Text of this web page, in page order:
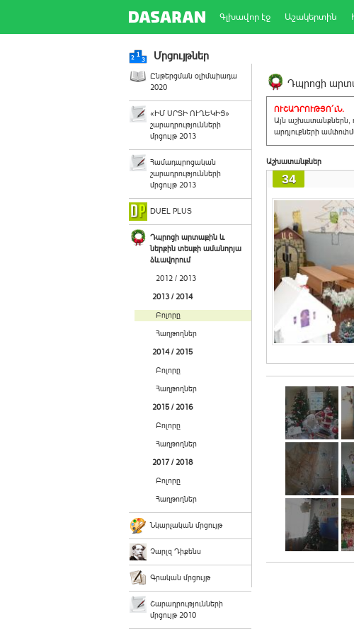
Գլխավոր էջ Աշակերտին
Մրցույթներ
Ընթերցման օլիմպիադա
2020
«ԻՄ ՍՐՏԻ ՈՒՂԵԿԻՑ»
շարադրությունների
մրցույթ 2013
Համադպրոցական
շարադրությունների
մրցույթ 2013
DUEL PLUS
Դպրոցի արտաքին և
ներքին տեսքի ամանորյա
ձևավորում
2012 / 2013
2013 / 2014
Բոլորը
Հաղթողներ
2014 / 2015
Բոլորը
Հաղթողներ
2015 / 2016
Բոլորը
Հաղթողներ
2017 / 2018
Բոլորը
Հաղթողներ
Նկարչական մրցույթ
Չարլզ Դիքենս
Գրական մրցույթ
Շարադրությունների
մրցույթ 2010
Դպրոցի
ՈՒՇԱԴՐՈՒԹՅՈ´ւՆ.
Այն աշխատանքներն,
արդյուքների
Աշխատանքներ
34